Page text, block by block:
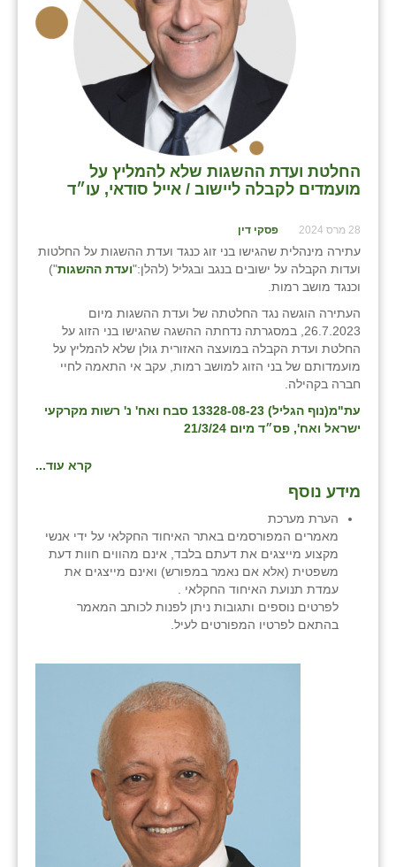
החלטת ועדת ההשגות שלא להמליץ על
מועמדים לקבלה ליישוב / אייל סודאי, עו״ד
28 מרס 2024 פסקי דין
עתירה מינהלית שהגישו בני זוג כנגד ועדת ההשגות על החלטות
ועדות הקבלה על ישובים בנגב ובגליל (להלן:"ועדת ההשגות")
וכנגד מושב רמות.
העתירה הוגשה נגד החלטתה של ועדת ההשגות מיום
26.7.2023, במסגרתה נדחתה ההשגה שהגישו בני הזוג על
החלטת ועדת הקבלה במועצה האזורית גולן שלא להמליץ על
מועמדותם של בני הזוג למושב רמות, עקב אי התאמה לחיי
חברה בקהילה.
עת"מ(נוף הגליל) 13328-08-23 סבח ואח' נ' רשות מקרקעי
ישראל ואח', פס״ד מיום 21/3/24
קרא עוד...
מידע נוסף
הערת מערכת
מאמרים המפורסמים באתר האיחוד החקלאי על ידי אנשי
מקצוע מייצגים את דעתם בלבד, אינם מהווים חוות דעת
משפטית (אלא אם נאמר במפורש) ואינם מייצגים את
עמדת תנועת האיחוד החקלאי .
לפרטים נוספים ותגובות ניתן לפנות לכותב המאמר
בהתאם לפרטיו המפורטים לעיל.
גן הדרום
גן השומרון
גני עם
גני יהודה
ורד יריחו
זוהר
חמרה
חרב לאת
יבול (מורג)